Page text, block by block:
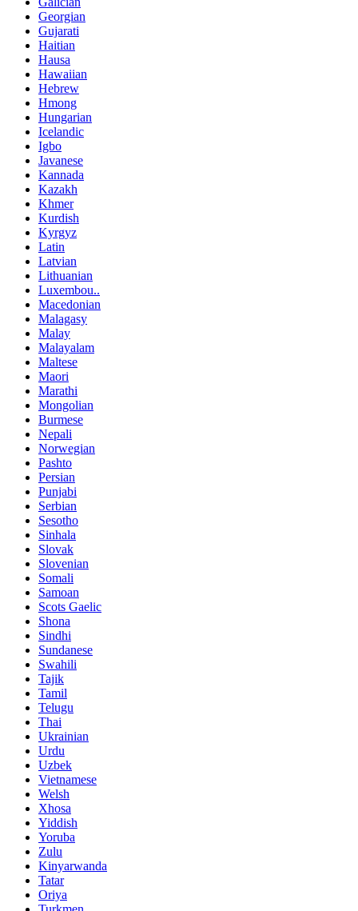
Georgian
Gujarati
Haitian
Hausa
Hawaiian
Hebrew
Hmong
Hungarian
Icelandic
Igbo
Javanese
Kannada
Kazakh
Khmer
Kurdish
Kyrgyz
Latin
Latvian
Lithuanian
Luxembou..
Macedonian
Malagasy
Malay
Malayalam
Maltese
Maori
Marathi
Mongolian
Burmese
Nepali
Norwegian
Pashto
Persian
Punjabi
Serbian
Sesotho
Sinhala
Slovak
Slovenian
Somali
Samoan
Scots Gaelic
Shona
Sindhi
Sundanese
Swahili
Tajik
Tamil
Telugu
Thai
Ukrainian
Urdu
Uzbek
Vietnamese
Welsh
Xhosa
Yiddish
Yoruba
Zulu
Kinyarwanda
Tatar
Oriya